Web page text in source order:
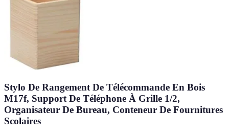
Stylo De Rangement De Télécommande En Bois
M17f, Support De Téléphone À Grille 1/2,
Organisateur De Bureau, Conteneur De Fournitures
Scolaires